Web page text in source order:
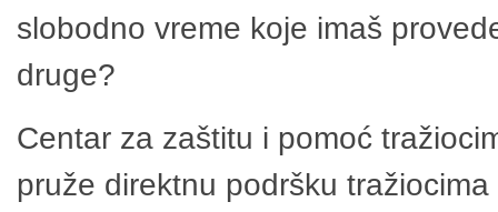
slobodno vreme koje imaš
druge?
Centar za zaštitu i pomoć
pruže direktnu podršku